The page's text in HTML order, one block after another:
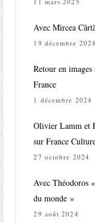
Avec Mircea
19 décembre 2024
Retour en
France
1 décembre 2024
Olivier Lamm et
sur France
27 octobre 2024
Avec Théodoros
du monde »
29 août 2024